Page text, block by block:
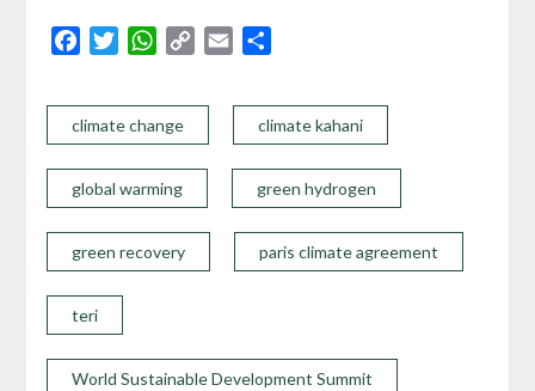
FacebookTwitterWhatsApp
Copy
Email
climate change climate kahani
global warming green hydrogen
green recovery paris climate agreement
teri
World Sustainable Development Summit